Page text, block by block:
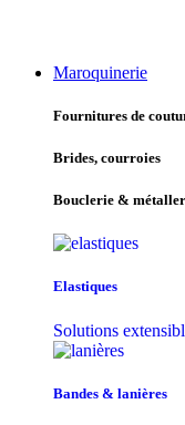
Maroquinerie
Fournitures de
Brides, courroies
Bouclerie &
Elastiques
Solutions
Bandes & lanières